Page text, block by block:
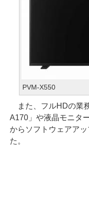
PVM-X550
また、フルHDの業
A170」や液晶モニタ
からソフトウェアア
た。